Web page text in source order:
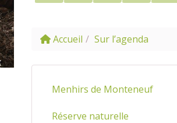
Accueil Sur l’agenda
Menhirs de Monteneuf
Réserve naturelle